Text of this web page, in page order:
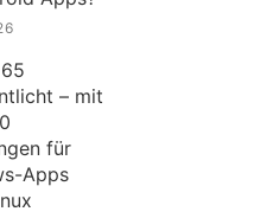
– mit
für
Apps